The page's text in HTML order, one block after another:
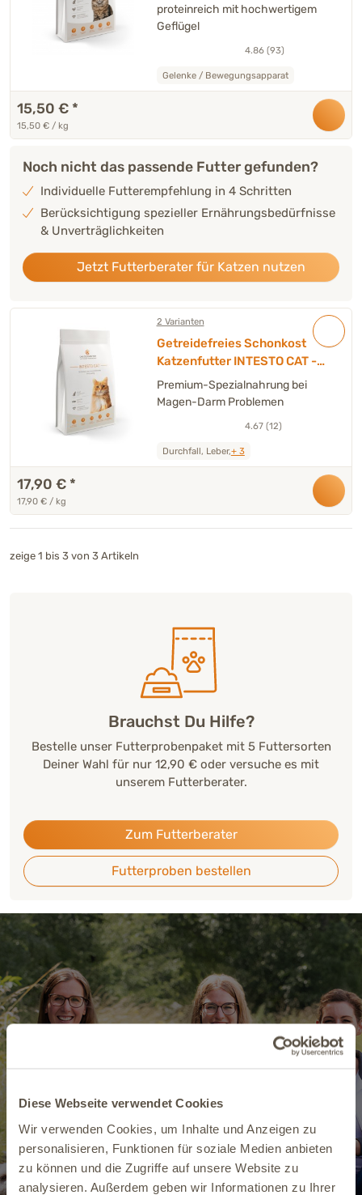
Diese Webseite verwendet Cookies
Wir verwenden Cookies, um Inhalte und Anzeigen zu
personalisieren, Funktionen für soziale Medien anbieten
zu können und die Zugriffe auf unsere Website zu
analysieren. Außerdem geben wir Informationen zu Ihrer
proteinreich mit hochwertigem
Geflügel
4.86 (93)
Gelenke / Bewegungsapparat
15,50 € *
15,50 € / kg
Noch nicht das passende Futter gefunden?
Individuelle Futterempfehlung in 4 Schritten
Berücksichtigung spezieller Ernährungsbedürfnisse
& Unverträglichkeiten
Jetzt Futterberater für Katzen nutzen
2 Varianten
Getreidefreies Schonkost
Katzenfutter INTESTO CAT - 1
kg
Premium-Spezialnahrung bei
Magen-Darm Problemen
4.67 (12)
Durchfall, Leber,+ 3
17,90 € *
17,90 € / kg
zeige 1 bis 3 von 3 Artikeln
Brauchst Du Hilfe?
Bestelle unser Futterprobenpaket mit 5 Futtersorten
Deiner Wahl für nur 12,90 € oder versuche es mit
unserem Futterberater.
Zum Futterberater
Futterproben bestellen
Bei uns kannst Du ab sofort
buchen.
Termin buchen